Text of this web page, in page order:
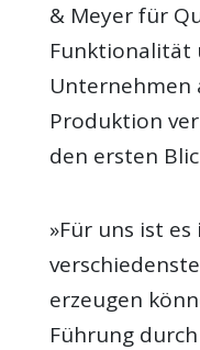
& Meyer für
Funktionalität
Unternehmen
Produktion
den ersten
»Für uns ist
erzeugen
Führung